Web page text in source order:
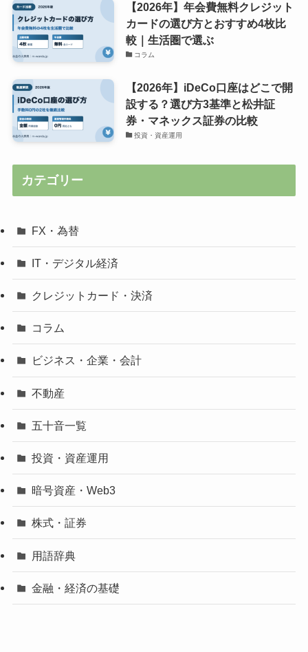
【2026年】年会費無料クレジット
カードの選び方とおすすめ4枚比
較｜生活圏で選ぶ
コラム
【2026年】iDeCo口座はどこで開
設する？選び方3基準と松井証
券・マネックス証券の比較
投資・資産運用
カテゴリー
FX・為替
IT・デジタル経済
クレジットカード・決済
コラム
ビジネス・企業・会計
不動産
五十音一覧
投資・資産運用
暗号資産・Web3
株式・証券
用語辞典
金融・経済の基礎